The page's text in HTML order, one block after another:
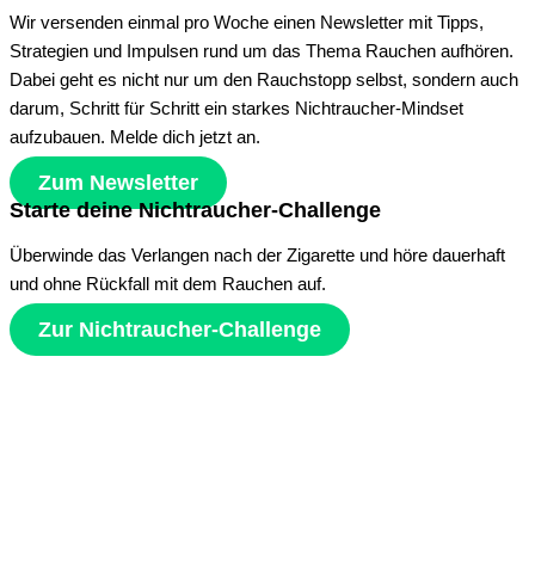
Wir versenden einmal pro Woche einen Newsletter mit Tipps,
Strategien und Impulsen rund um das Thema Rauchen aufhören.
Dabei geht es nicht nur um den Rauchstopp selbst, sondern auch
darum, Schritt für Schritt ein starkes Nichtraucher-Mindset
aufzubauen. Melde dich jetzt an.
Zum Newsletter
Starte deine Nichtraucher-Challenge
Überwinde das Verlangen nach der Zigarette und höre dauerhaft
und ohne Rückfall mit dem Rauchen auf.
Zur Nichtraucher-Challenge